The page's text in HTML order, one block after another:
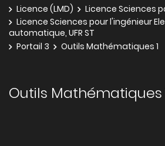
Licence (LMD)
Licence Sciences
Licence Sciences pour l'ingénieur
automatique, UFR ST
Portail 3
Outils Mathématiques 1
Outils Mathématiques